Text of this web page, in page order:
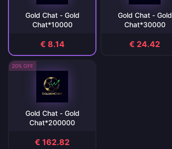
Gold Chat - Gold
Chat*10000
€ 8.14
Gold Chat - Gold
Chat*30000
€ 24.42
20% OFF
Gold Chat - Gold
Chat*200000
€ 162.82